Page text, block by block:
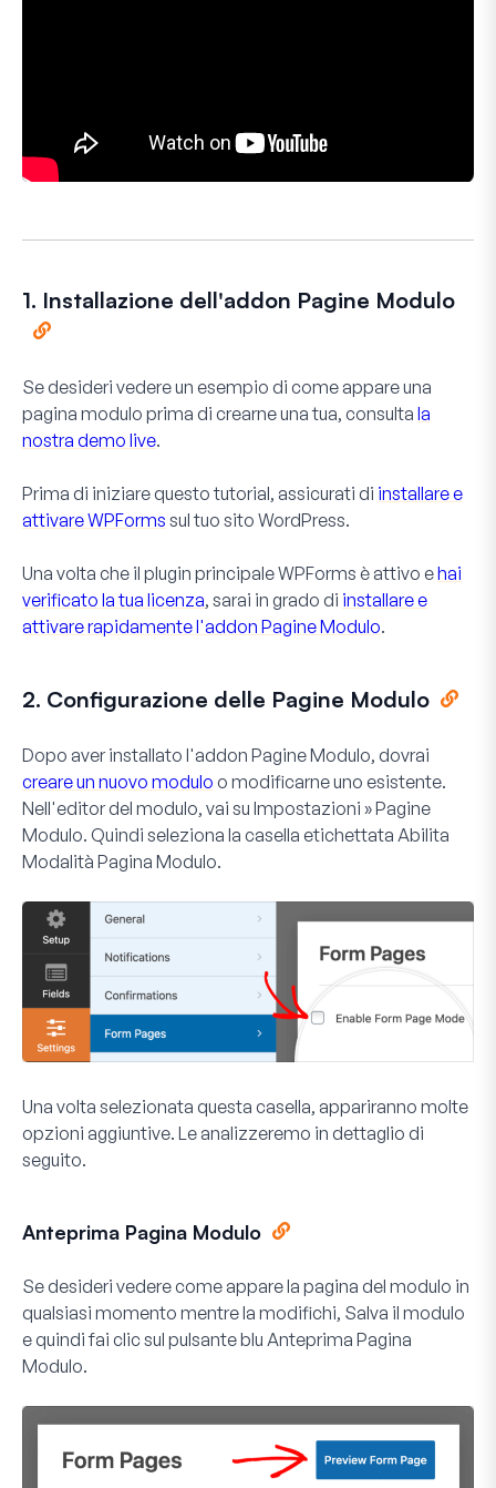
1. Installazione dell'addon Pagine Modulo
Se desideri vedere un esempio di come appare una
pagina modulo prima di crearne una tua, consulta la
nostra demo live.
Prima di iniziare questo tutorial, assicurati di installare e
attivare WPForms sul tuo sito WordPress.
Una volta che il plugin principale WPForms è attivo ehai
verificato la tua licenza, sarai in grado di installare e
attivare rapidamente l'addon Pagine Modulo.
2. Configurazione delle Pagine Modulo
Dopo aver installato l'addon Pagine Modulo, dovrai
creare un nuovo modulo o modificarne uno esistente.
Nell'editor del modulo, vai su Impostazioni » Pagine
Modulo. Quindi seleziona la casella etichettata Abilita
Modalità Pagina Modulo.
Una volta selezionata questa casella, appariranno molte
opzioni aggiuntive. Le analizzeremo in dettaglio di
seguito.
Anteprima Pagina Modulo
Se desideri vedere come appare la pagina del modulo in
qualsiasi momento mentre la modifichi, Salva il modulo
e quindi fai clic sul pulsante blu Anteprima Pagina
Modulo.